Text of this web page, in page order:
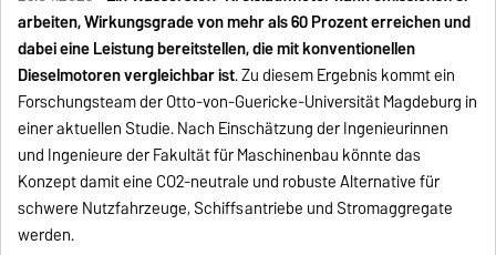
arbeiten, Wirkungsgrade von mehr als 60 Prozent erreichen und
dabei eine Leistung bereitstellen, die mit konventionellen
Dieselmotoren vergleichbar ist. Zu diesem Ergebnis kommt ein
Forschungsteam der Otto-von-Guericke-Universität Magdeburg in
einer aktuellen Studie. Nach Einschätzung der Ingenieurinnen
und Ingenieure der Fakultät für Maschinenbau könnte das
Konzept damit eine CO2-neutrale und robuste Alternative für
schwere Nutzfahrzeuge, Schiffsantriebe und Stromaggregate
werden.